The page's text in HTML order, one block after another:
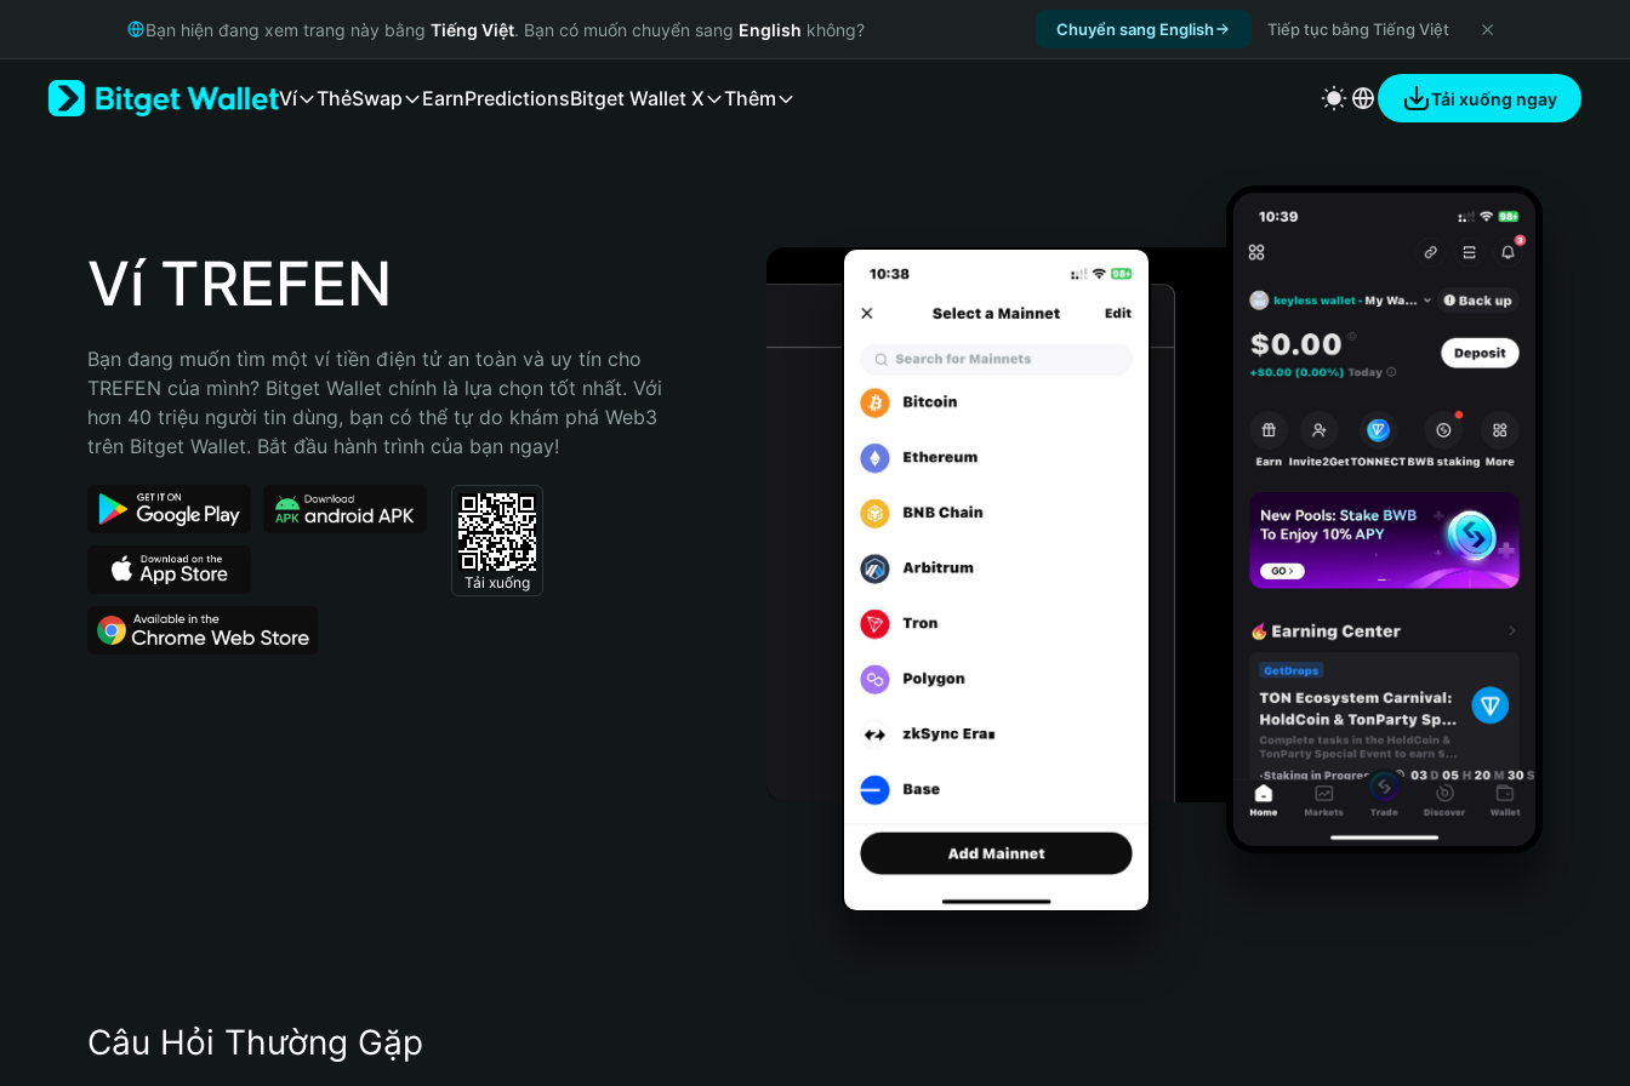
Русский
Bahasa Indonesia
Português (Brasil)
Bạn hiện đang xem trang này bằng Tiếng Việt. Bạn có muốn chuyển sang English không? Chuyển sang English Tiếp tục bằng Tiếng Việt
Ví ThẻSwap EarnPredictionsBitget Wallet X Thêm Tải xuống ngay
Ví TREFEN
Bạn đang muốn tìm một ví tiền điện tử an toàn và uy tín cho
TREFEN của mình? Bitget Wallet chính là lựa chọn tốt nhất. Với
hơn 40 triệu người tin dùng, bạn có thể tự do khám phá Web3
trên Bitget Wallet. Bắt đầu hành trình của bạn ngay!
Tải xuống
Câu Hỏi Thường Gặp